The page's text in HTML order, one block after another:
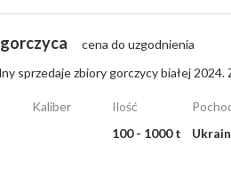
gorczyca cena do uzgodnienia
Kaliber
Ilość
100 - 1000 t